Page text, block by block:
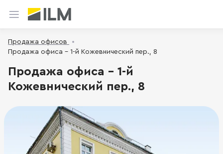
Продажа офисов
Продажа офиса - 1-й Кожевнический пер., 8
Продажа офиса - 1-й
Кожевнический пер., 8